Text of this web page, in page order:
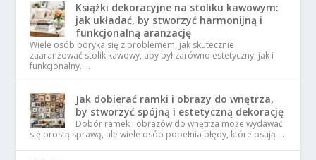
Książki dekoracyjne na stoliku kawowym:
jak układać, by stworzyć harmonijną i
funkcjonalną aranżację
Wiele osób boryka się z problemem, jak skutecznie
zaaranżować stolik kawowy, aby był zarówno estetyczny, jak i
funkcjonalny. …
Jak dobierać ramki i obrazy do wnętrza,
by stworzyć spójną i estetyczną dekorację
Dobór ramek i obrazów do wnętrza może wydawać
się prostą sprawą, ale wiele osób popełnia błędy, które psują …